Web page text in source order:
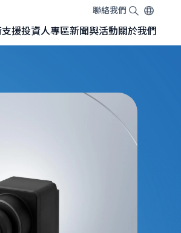
聯絡我們
ENTWJA
支援投資人專區新聞與活動關於我們